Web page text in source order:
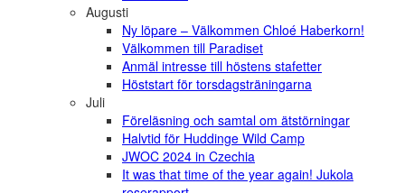
Augusti
Ny löpare – Välkommen Chloé Haberkorn!
Välkommen till Paradiset
Anmäl intresse till höstens stafetter
Höststart för torsdagsträningarna
Juli
Föreläsning och samtal om ätstörningar
Halvtid för Huddinge Wild Camp
JWOC 2024 in Czechia
It was that time of the year again! Jukola